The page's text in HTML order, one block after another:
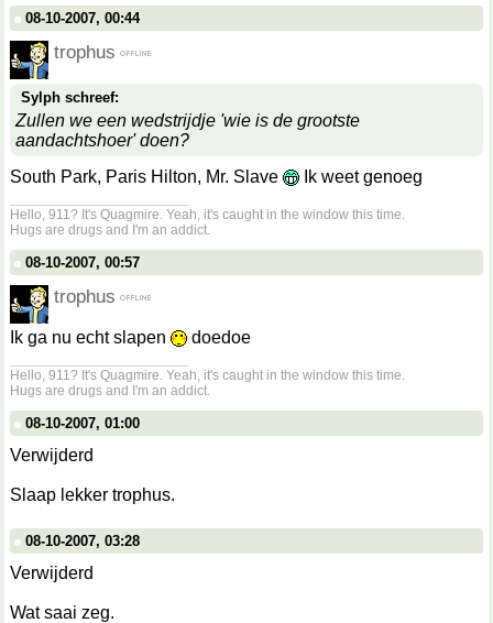
08-10-2007, 00:44
trophus
Sylph schreef:
Zullen we een wedstrijdje 'wie is de grootste
aandachtshoer' doen?
South Park, Paris Hilton, Mr. Slave
Ik weet genoeg
Hello, 911? It's Quagmire. Yeah, it's caught in the window this time.
Hugs are drugs and I'm an addict.
08-10-2007, 00:57
trophus
Ik ga nu echt slapen
doedoe
Hello, 911? It's Quagmire. Yeah, it's caught in the window this time.
Hugs are drugs and I'm an addict.
08-10-2007, 01:00
Verwijderd
Slaap lekker trophus.
08-10-2007, 03:28
Verwijderd
Wat saai zeg.